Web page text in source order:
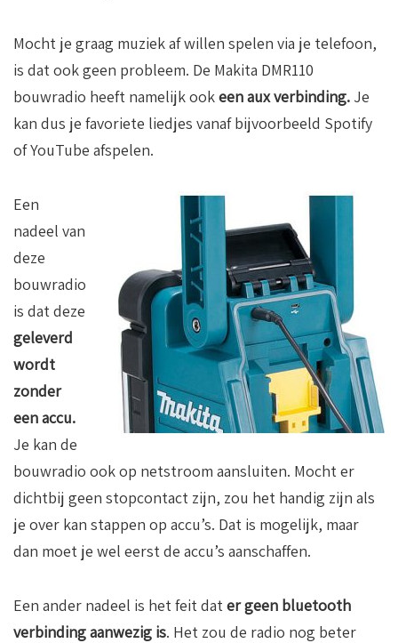
Mocht je graag muziek af willen spelen via je telefoon,
is dat ook geen probleem. De Makita DMR110
bouwradio heeft namelijk ookeen aux verbinding. Je
kan dus je favoriete liedjes vanaf bijvoorbeeld Spotify
of YouTube afspelen.
Een
nadeel van
deze
bouwradio
is dat deze
geleverd
wordt
zonder
een accu.
Je kan de
bouwradio ook op netstroom aansluiten. Mocht er
dichtbij geen stopcontact zijn, zou het handig zijn als
je over kan stappen op accu’s. Dat is mogelijk, maar
dan moet je wel eerst de accu’s aanschaffen.
Een ander nadeel is het feit dater geen bluetooth
verbinding aanwezig is. Het zou de radio nog beter